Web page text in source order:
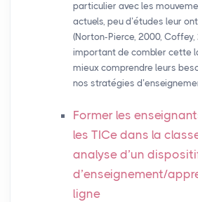
particulier avec les
actuels, peu d’études leur
(Norton-Pierce, 2000,
important de combler cette
mieux comprendre leurs
nos stratégies
Former les
les TICe dans la
analyse d’un
d’enseignement/
ligne